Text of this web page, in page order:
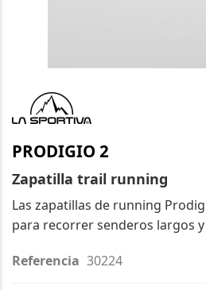
comienzo
la
galería
de
imágenes
PRODIGIO 2
Zapatilla trail running
Las zapatillas de running
para recorrer senderos largos
Referencia 30224